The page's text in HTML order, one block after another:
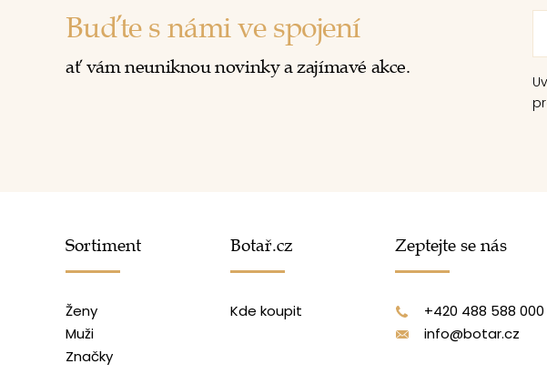
Buďte s námi ve spojení
ať vám neuniknou novinky a zajímavé akce.
Sortiment
Ženy
Muži
Značky
Botař.cz
Kde koupit
Zeptejte se nás
+420 488 588 000
info@botar.cz